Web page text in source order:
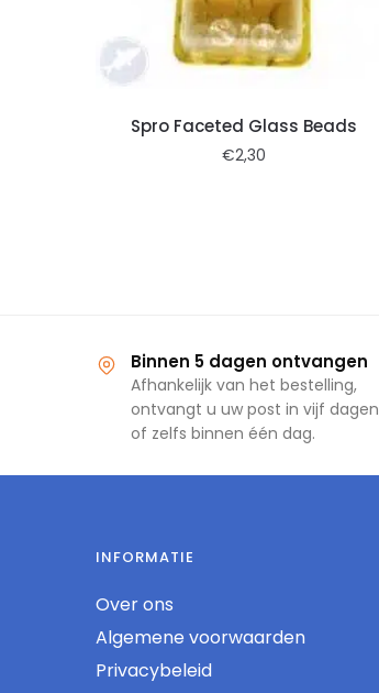
Spro Faceted Glass Beads
€2,30
Binnen 5 dagen ontvangen
Afhankelijk van het bestelling,
ontvangt u uw post in vijf dagen
of zelfs binnen één dag.
INFORMATIE
Over ons
Algemene voorwaarden
Privacybeleid